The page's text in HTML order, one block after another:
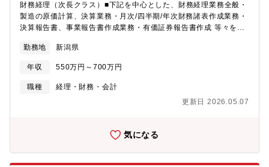
拡大しております。お客様のニーズに応えながら、まいたけを中
心とした食材のおいしい食べ方を提案し、お客様の生活に寄り添
い、健康的な人生を業務を通じて、応援して頂きたいと思ってお
ります。
財務経理（次長クラス）■下記を中心とした、財務経理業務全般・
製造の原価計算、決算業務・月次/四半期/年次財務諸表作成業務・
決算報告書、事業報告書作成業務・有価証券報告書作成 等々をご
勤務地
新潟県
年収 550万円～700万円
職種
経理・財務・会計
更新日 2026.05.07
気になる